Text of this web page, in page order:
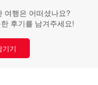
여행은 어떠셨나요?
후기를 남겨주세요!
기기